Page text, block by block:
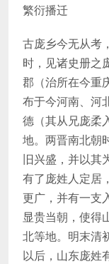
繁衍播迁
古庞乡今无从考
时，见诸史册之
郡（治所在今重
布于今河南、河
德（其从兄庞柔
地。两晋南北朝
旧兴盛，并以其
有了庞姓人定居
更广，并有一支
显贵当朝，使得
北等地。明末清
以后，山东庞姓